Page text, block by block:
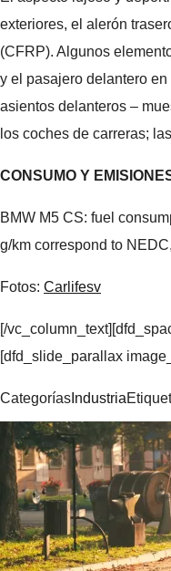
exteriores, el alerón
(CFRP). Algunos
y el pasajero delantero
asientos delanteros –
los coches de carreras;
CONSUMO Y
BMW M5 CS: fuel
g/km correspond to
Fotos: Carlifesv
[/
[dfd_slide_parallax
Categorías Industria
Navegación
de
entradas